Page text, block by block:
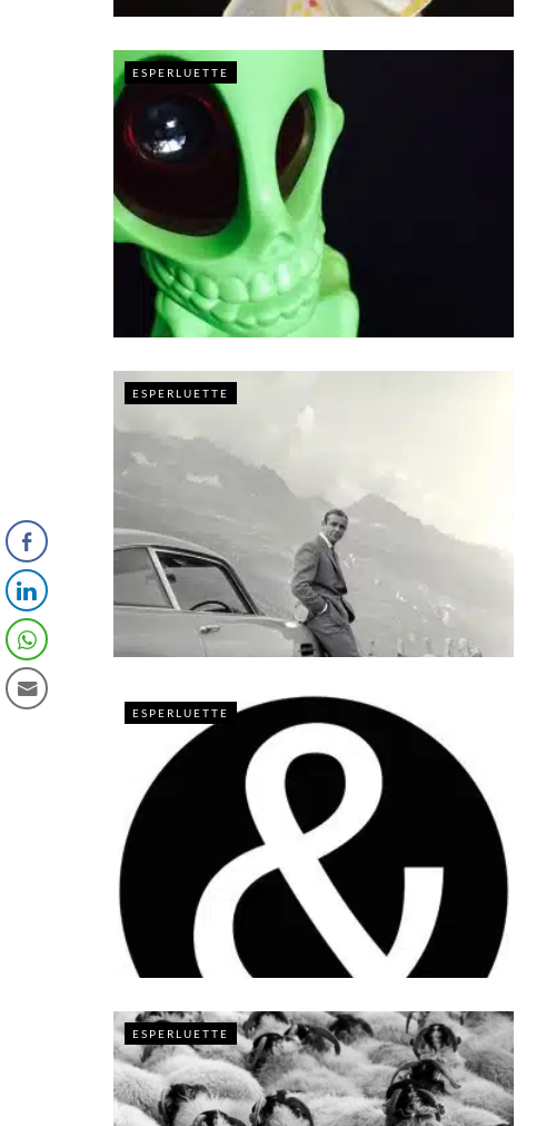
ESPERLUETTE
ESPERLUETTE
ESPERLUETTE
ESPERLUETTE